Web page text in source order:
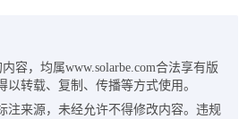
容，均属www.solarbe.com合法享有版
转载、复制、传播等方式使用。
注来源，未经允许不得修改内容。违规